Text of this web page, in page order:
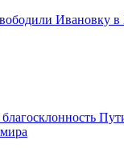
Ивановку в